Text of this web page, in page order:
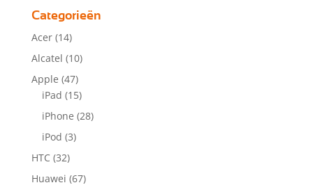
Categorieën
Acer (14)
Alcatel (10)
Apple (47)
iPad (15)
iPhone (28)
iPod (3)
HTC (32)
Huawei (67)